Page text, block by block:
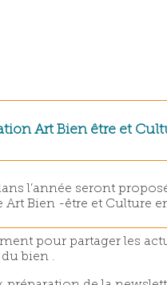
Art Bien être et
l’année seront
Art Bien -être et Culture
pour partager les
bien .